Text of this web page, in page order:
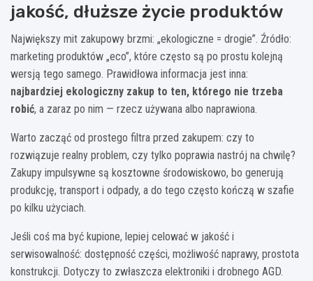
jakość, dłuższe życie produktów
Największy mit zakupowy brzmi: „ekologiczne = drogie”. Źródło:
marketing produktów „eco”, które często są po prostu kolejną
wersją tego samego. Prawidłowa informacja jest inna:
najbardziej ekologiczny zakup to ten, którego nie trzeba
robić, a zaraz po nim — rzecz używana albo naprawiona.
Warto zacząć od prostego filtra przed zakupem: czy to
rozwiązuje realny problem, czy tylko poprawia nastrój na chwilę?
Zakupy impulsywne są kosztowne środowiskowo, bo generują
produkcję, transport i odpady, a do tego często kończą w szafie
po kilku użyciach.
Jeśli coś ma być kupione, lepiej celować w jakość i
serwisowalność: dostępność części, możliwość naprawy, prostota
konstrukcji. Dotyczy to zwłaszcza elektroniki i drobnego AGD.